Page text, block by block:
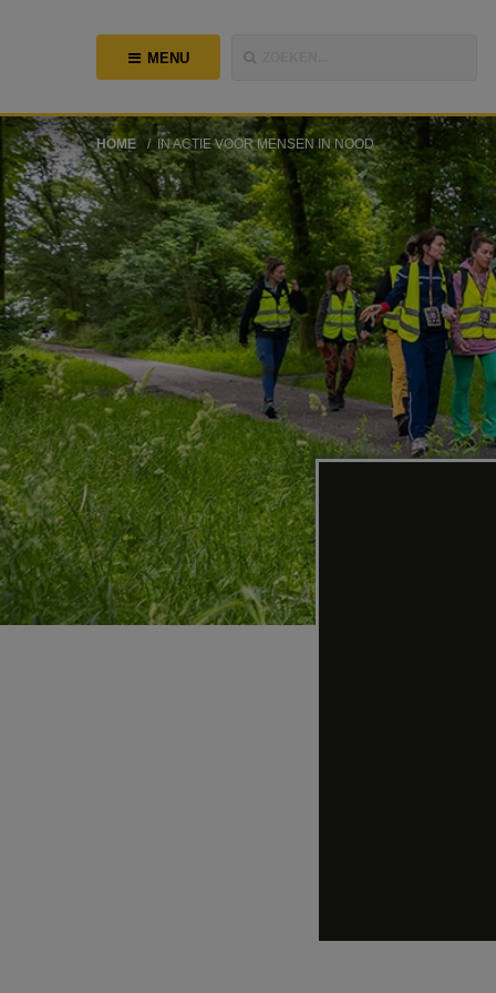
MENU
HOME IN ACTIE VOOR MENSEN IN NOOD